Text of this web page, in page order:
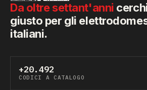
Da oltre settant'anni
giusto per gli
italiani.
+20.492
CODICI A CATALOGO